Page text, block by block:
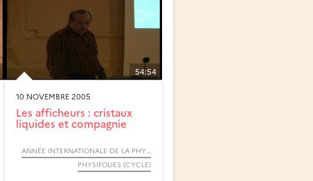
54:54
10 NOVEMBRE 2005
Les afficheurs : cristaux
liquides et compagnie
ANNÉE INTERNATIONALE DE LA PHYSIQUE, 2005
PHYSIFOLIES (CYCLE)